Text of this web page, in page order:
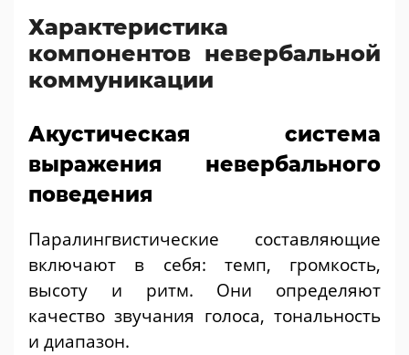
Характеристика
компонентов невербальной
коммуникации
Акустическая система
выражения невербального
поведения
Паралингвистические составляющие
включают в себя: темп, громкость,
высоту и ритм. Они определяют
качество звучания голоса, тональность
и диапазон.